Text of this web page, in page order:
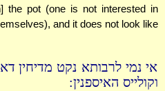
the pot (one is not interested in
and it does not look like
אי נמי לרבותא נקט מדיחין
וקולייס האיספנין: